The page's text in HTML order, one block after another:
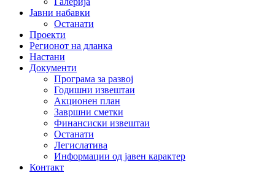
Јавни набавки
Останати
Проекти
Регионот на дланка
Настани
Документи
Програма за развој
Годишни извештаи
Акционен план
Завршни сметки
Финансиски извештаи
Останати
Легислатива
Информации од јавен карактер
Контакт